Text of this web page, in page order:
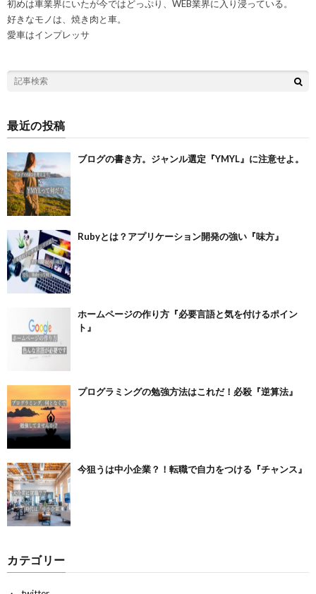
初めは車業界にいたが今ではどっぷり、WEB業界に入り浸っている。
好きなモノは、焼き肉と車。
愛車はインプレッサ
最近の投稿
ブログの書き方。ジャンル選定『YMYL』に注意せよ。
Rubyとは？アプリケーション開発の強い『味方』
ホームページの作り方『必要言語と気を付けるポイン
ト』
プログラミングの勉強方法はこれだ！必殺『逆算法』
今狙うは中小企業？！転職で自力をつける『チャンス』
カテゴリー